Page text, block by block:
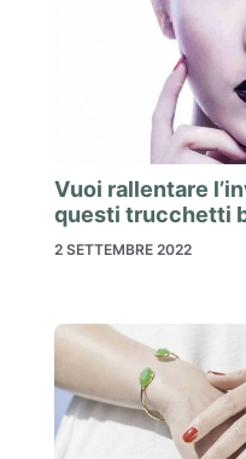
Vuoi rallentare
questi trucchetti
2 SETTEMBRE 2022